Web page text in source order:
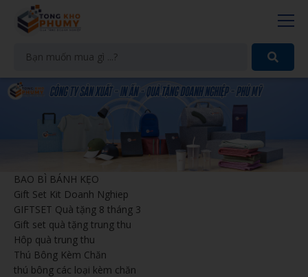
BAO BÌ BÁNH KẸO
Gift Set Kit Doanh Nghiep
GIFTSET Quà tặng 8 tháng 3
Gift set quà tặng trung thu
Hôp quà trung thu
Thú Bông Kèm Chăn
thú bông các loại kèm chăn